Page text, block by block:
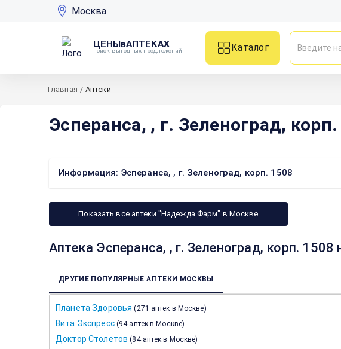
Москва
ЦЕНЫвАПТЕКАХ
поиск выгодных предложений
Каталог
Главная / Аптеки
Эсперанса, , г. Зеленоград,
Информация: Эсперанса, , г. Зеленоград, корп. 1508
Показать все аптеки "Надежда Фарм" в Москве
Аптека Эсперанса, , г. Зеленоград, корп.
ДРУГИЕ ПОПУЛЯРНЫЕ АПТЕКИ МОСКВЫ
Планета Здоровья (271 аптек в Москве)
Вита Экспресс (94 аптек в Москве)
Доктор Столетов (84 аптек в Москве)